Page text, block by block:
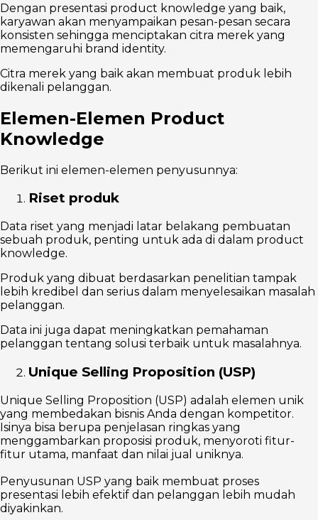
Dengan presentasi product knowledge yang baik,
karyawan akan menyampaikan pesan-pesan secara
konsisten sehingga menciptakan citra merek yang
memengaruhi brand identity.
Citra merek yang baik akan membuat produk lebih
dikenali pelanggan.
Elemen-Elemen Product
Knowledge
Berikut ini elemen-elemen penyusunnya:
Riset produk
Data riset yang menjadi latar belakang pembuatan
sebuah produk, penting untuk ada di dalam product
knowledge.
Produk yang dibuat berdasarkan penelitian tampak
lebih kredibel dan serius dalam menyelesaikan masalah
pelanggan.
Data ini juga dapat meningkatkan pemahaman
pelanggan tentang solusi terbaik untuk masalahnya.
Unique Selling Proposition (USP)
Unique Selling Proposition (USP) adalah elemen unik
yang membedakan bisnis Anda dengan kompetitor.
Isinya bisa berupa penjelasan ringkas yang
menggambarkan proposisi produk, menyoroti fitur-
fitur utama, manfaat dan nilai jual uniknya.
Penyusunan USP yang baik membuat proses
presentasi lebih efektif dan pelanggan lebih mudah
diyakinkan.